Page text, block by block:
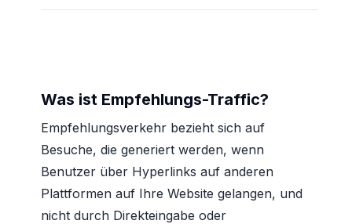
Was ist Empfehlungs-Traffic?
Empfehlungsverkehr bezieht sich auf
Besuche, die generiert werden, wenn
Benutzer über Hyperlinks auf anderen
Plattformen auf Ihre Website gelangen, und
nicht durch Direkteingabe oder